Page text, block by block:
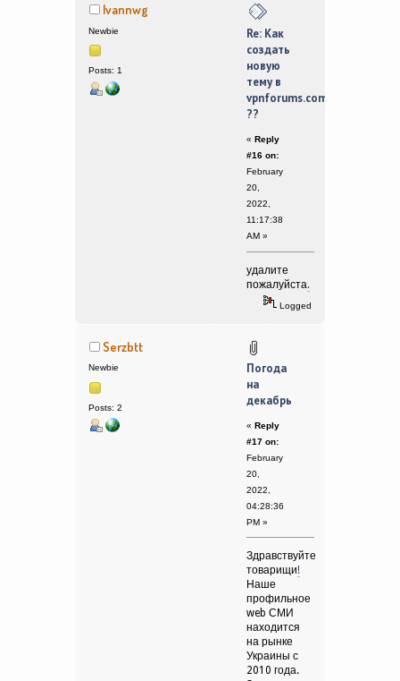
Ivannwg
Newbie
Posts: 1
Re: Как
создать
новую
тему в
vpnforums.com
??
« Reply
#16 on:
February
20,
2022,
11:17:38
AM »
удалите
пожалуйста.
Logged
Serzbtt
Newbie
Posts: 2
Погода
на
декабрь
« Reply
#17 on:
February
20,
2022,
04:28:36
PM »
Здравствуйте
товарищи!
Наше
профильное
web СМИ
находится
на рынке
Украины с
2010 года.